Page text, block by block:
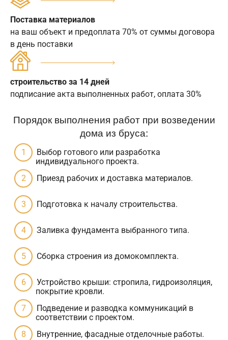
Поставка материалов
на ваш объект и предоплата 70% от суммы договора
в день поставки
строительство за 14 дней
подписание акта выполненных работ, оплата 30%
Порядок выполнения работ при возведении
дома из бруса:
Выбор готового или разработка
индивидуального проекта.
Приезд рабочих и доставка материалов.
Подготовка к началу строительства.
Заливка фундамента выбранного типа.
Сборка строения из домокомплекта.
Устройство крыши: стропила, гидроизоляция,
покрытие кровли.
Подведение и разводка коммуникаций в
соответствии с проектом.
Внутренние, фасадные отделочные работы.